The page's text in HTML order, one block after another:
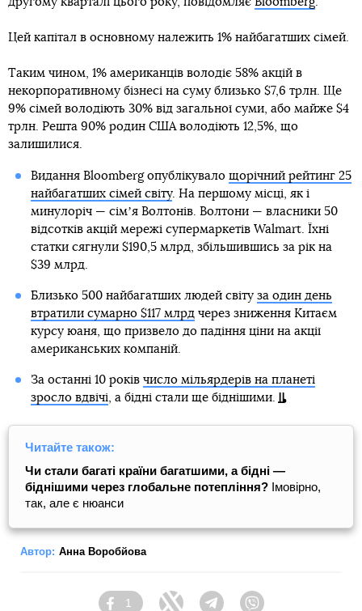
Цей капітал в основному належить 1% найбагатших сімей.
Таким чином, 1% американців володіє 58% акцій в
некорпоративному бізнесі на суму близько $7,6 трлн. Ще
9% сімей володіють 30% від загальної суми, або майже $4
трлн. Решта 90% родин США володіють 12,5%, що
залишилися.
Видання Bloomberg опублікувало щорічний рейтинг 25
найбагатших сімей світу. На першому місці, як і
минулоріч — сімʼя Волтонів. Волтони — власники 50
відсотків акцій мережі супермаркетів Walmart. Їхні
статки сягнули $190,5 млрд, збільшившись за рік на
$39 млрд.
Близько 500 найбагатших людей світу за один день
втратили сумарно $117 млрдчерез зниження Китаєм
курсу юаня, що призвело до падіння ціни на акції
американських компаній.
За останні 10 років число мільярдерів на планеті
зросло вдвічі, а бідні стали ще біднішими.
Читайте також:
Чи стали багаті країни багатшими, а бідні —
біднішими через глобальне потепління? Імовірно,
так, але є нюанси
Автор: Анна Воробйова
1